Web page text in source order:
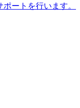
ートを行います。